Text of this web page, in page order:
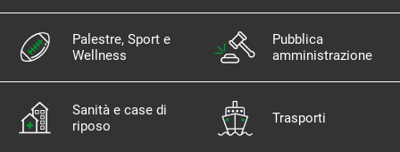
Palestre, Sport e
Wellness
Pubblica
amministrazione
Sanità e case di
riposo
Trasporti